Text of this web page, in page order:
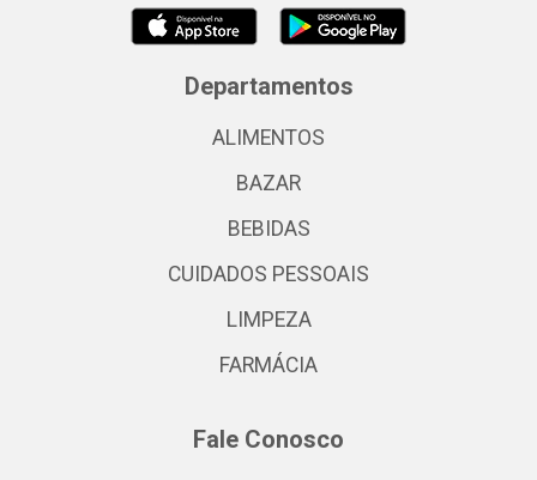
Departamentos
ALIMENTOS
BAZAR
BEBIDAS
CUIDADOS PESSOAIS
LIMPEZA
FARMÁCIA
Fale Conosco